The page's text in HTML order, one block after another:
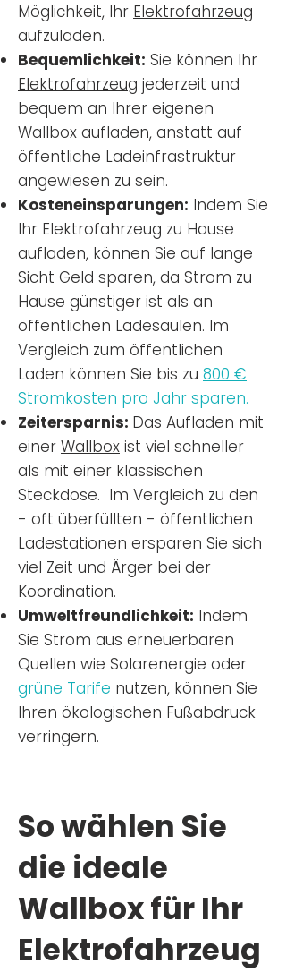
Möglichkeit, Ihr Elektrofahrzeug
aufzuladen.
Bequemlichkeit: Sie können Ihr
Elektrofahrzeug jederzeit und
bequem an Ihrer eigenen
Wallbox aufladen, anstatt auf
öffentliche Ladeinfrastruktur
angewiesen zu sein.
Kosteneinsparungen: Indem Sie
Ihr Elektrofahrzeug zu Hause
aufladen, können Sie auf lange
Sicht Geld sparen, da Strom zu
Hause günstiger ist als an
öffentlichen Ladesäulen. Im
Vergleich zum öffentlichen
Laden können Sie bis zu 800 €
Stromkosten pro Jahr sparen.
Zeitersparnis: Das Aufladen mit
einer Wallbox ist viel schneller
als mit einer klassischen
Steckdose. Im Vergleich zu den
- oft überfüllten - öffentlichen
Ladestationen ersparen Sie sich
viel Zeit und Ärger bei der
Koordination.
Umweltfreundlichkeit: Indem
Sie Strom aus erneuerbaren
Quellen wie Solarenergie oder
grüne Tarife nutzen, können Sie
Ihren ökologischen Fußabdruck
verringern.
So wählen Sie
die ideale
Wallbox für Ihr
Elektrofahrzeug